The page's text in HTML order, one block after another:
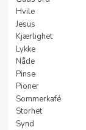
Hvile
Jesus
Kjærlighet
Lykke
Nåde
Pinse
Pioner
Sommerkafé
Storhet
Synd